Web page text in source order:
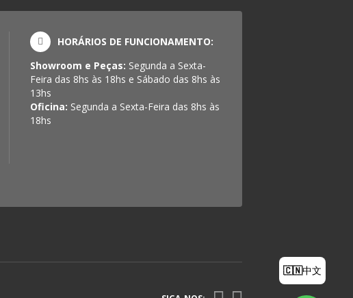
HORÁRIOS DE FUNCIONAMENTO:
Showroom e Peças: Segunda a Sexta-
Feira das 8hs às 18hs e Sábado das 8hs às
13hs
Oficina: Segunda a Sexta-Feira das 8hs às
18hs
🇨🇳中文